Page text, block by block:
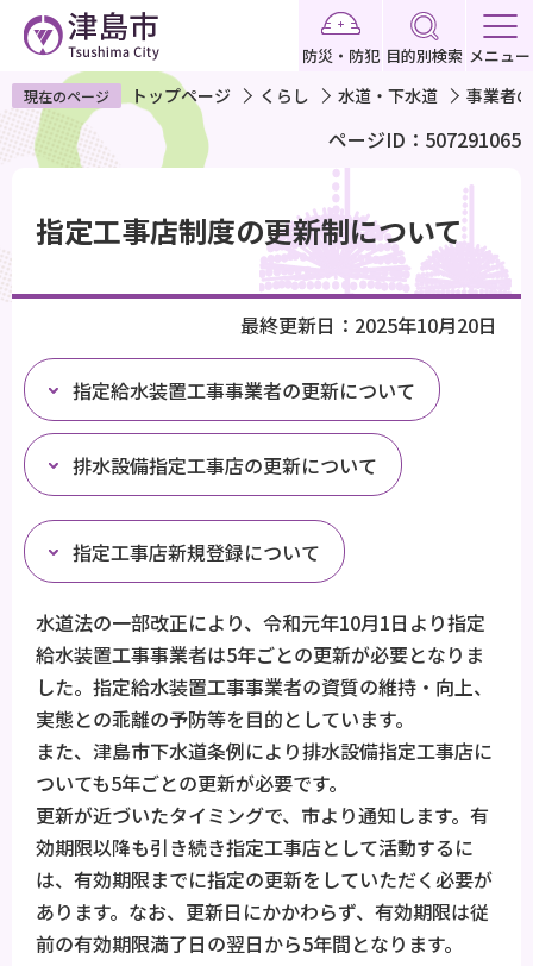
ペ
ー
ジ
で
す
防災・防犯 目的別検索 メニュー
現在のページ トップページ くらし 水道・下水道 事業者
ページID：507291065
指定工事店制度の更新制について
最終更新日：2025年10月20日
指定給水装置工事事業者の更新について
排水設備指定工事店の更新について
指定工事店新規登録について
水道法の一部改正により、令和元年10月1日より指定
給水装置工事事業者は5年ごとの更新が必要となりま
した。指定給水装置工事事業者の資質の維持・向上、
実態との乖離の予防等を目的としています。
また、津島市下水道条例により排水設備指定工事店に
ついても5年ごとの更新が必要です。
更新が近づいたタイミングで、市より通知します。有
効期限以降も引き続き指定工事店として活動するに
は、有効期限までに指定の更新をしていただく必要が
あります。なお、更新日にかかわらず、有効期限は従
前の有効期限満了日の翌日から5年間となります。